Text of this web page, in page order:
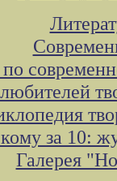
по
за 10:
Галерея